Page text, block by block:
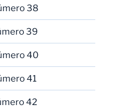
38
39
40
41
42